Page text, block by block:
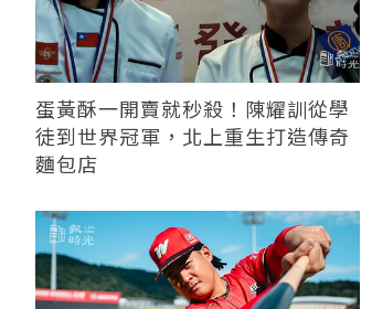
蛋黃酥一開賣就秒殺！陳耀訓從學
徒到世界冠軍，北上重生打造傳奇
麵包店